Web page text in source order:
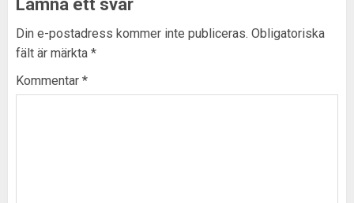
Lämna ett svar
Din e-postadress kommer inte publiceras. Obligatoriska
fält är märkta *
Kommentar *